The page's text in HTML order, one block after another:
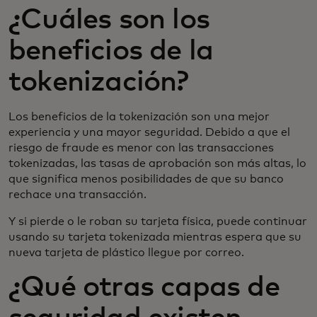
¿Cuáles son los
beneficios de la
tokenización?
Los beneficios de la tokenización son una mejor
experiencia y una mayor seguridad. Debido a que el
riesgo de fraude es menor con las transacciones
tokenizadas, las tasas de aprobación son más altas, lo
que significa menos posibilidades de que su banco
rechace una transacción.
Y si pierde o le roban su tarjeta física, puede continuar
usando su tarjeta tokenizada mientras espera que su
nueva tarjeta de plástico llegue por correo.
¿Qué otras capas de